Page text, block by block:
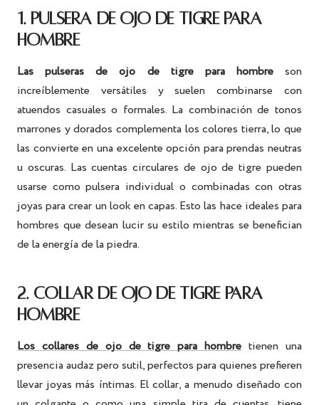
1. PULSERA DE OJO DE TIGRE PARA
HOMBRE
Las pulseras de ojo de tigre para hombre
son
increíblemente versátiles y suelen combinarse con
atuendos casuales o formales. La combinación de tonos
marrones y dorados complementa los colores tierra, lo que
las convierte en una excelente opción para prendas neutras
u oscuras. Las cuentas circulares de ojo de tigre pueden
usarse como pulsera individual o combinadas con otras
joyas para crear un look en capas. Esto las hace ideales para
hombres que desean lucir su estilo mientras se benefician
de la energía de la piedra.
2. COLLAR DE OJO DE TIGRE PARA
HOMBRE
Los collares de ojo de tigre para hombre tienen una
presencia audaz pero sutil, perfectos para quienes prefieren
llevar joyas más íntimas. El collar, a menudo diseñado con